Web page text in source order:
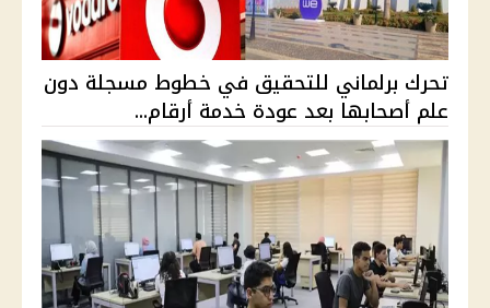
تحرك برلماني للتحقيق في خطوط مسجلة دون
علم أصحابها بعد عودة خدمة أرقام...